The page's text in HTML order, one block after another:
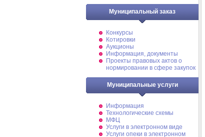
Муниципальный заказ
Конкурсы
Котировки
Аукционы
Информация, документы
Проекты правовых актов о
нормировании в сфере закупок
Муниципальные услуги
Информация
Технологические схемы
МФЦ
Услуги в электронном виде
Услуги опеки в электронном